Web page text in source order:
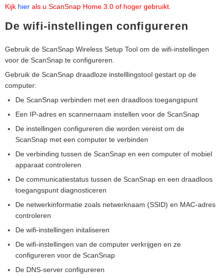
Kijk hier als u ScanSnap Home 3.0 of hoger gebruikt.
De wifi-instellingen configureren
Gebruik de ScanSnap Wireless Setup Tool om de wifi-instellingen
voor de ScanSnap te configureren.
Gebruik de ScanSnap draadloze instelllingstool gestart op de
computer:
De ScanSnap verbinden met een draadloos toegangspunt
Een IP-adres en scannernaam instellen voor de ScanSnap
De instellingen configureren die worden vereist om de
ScanSnap met een computer te verbinden
De verbinding tussen de ScanSnap en een computer of mobiel
apparaat controleren
De communicatiestatus tussen de ScanSnap en een draadloos
toegangspunt diagnosticeren
De netwerkinformatie zoals netwerknaam (SSID) en MAC-adres
controleren
De wifi-instellingen initaliseren
De wifi-instellingen van de computer verkrijgen en ze
configureren voor de ScanSnap
De DNS-server configureren